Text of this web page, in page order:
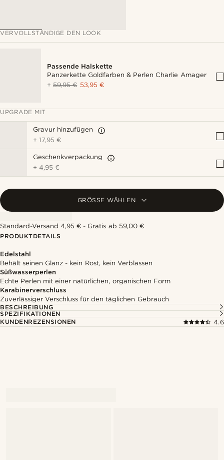
VERVOLLSTÄNDIGE DEN LOOK
Passende Halskette
Panzerkette Goldfarben & Perlen Charlie Amager
+59,95 € 53,95 €
UPGRADE MIT
Gravur hinzufügen
+17,95 €
Geschenkverpackung
+4,95 €
GRÖSSE WÄHLEN
Standard-Versand 4,95 € - Gratis ab 59,00 €
PRODUKTDETAILS
Edelstahl
Behält seinen Glanz - kein Rost, kein Verblassen
Süßwasserperlen
Echte Perlen mit einer natürlichen, organischen Form
Karabinerverschluss
Zuverlässiger Verschluss für den täglichen Gebrauch
BESCHREIBUNG
SPEZIFIKATIONEN
KUNDENREZENSIONEN
4.6